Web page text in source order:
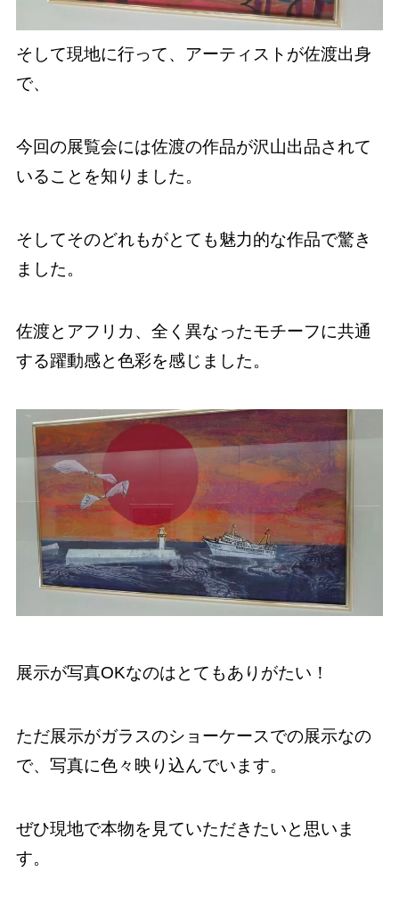
そして現地に行って、アーティストが佐渡出身
で、
今回の展覧会には佐渡の作品が沢山出品されて
いることを知りました。
そしてそのどれもがとても魅力的な作品で驚き
ました。
佐渡とアフリカ、全く異なったモチーフに共通
する躍動感と色彩を感じました。
展示が写真OKなのはとてもありがたい！
ただ展示がガラスのショーケースでの展示なの
で、写真に色々映り込んでいます。
ぜひ現地で本物を見ていただきたいと思いま
す。